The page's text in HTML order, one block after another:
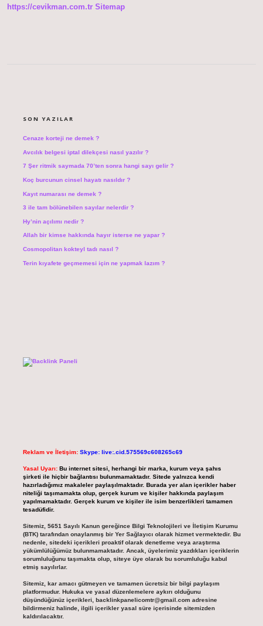
https://cevikman.com.tr Sitemap
SON YAZILAR
Cenaze korteji ne demek ?
Avcılık belgesi iptal dilekçesi nasıl yazılır ?
7 Şer ritmik saymada 70’ten sonra hangi sayı gelir ?
Koç burcunun cinsel hayatı nasıldır ?
Kayıt numarası ne demek ?
3 ile tam bölünebilen sayılar nelerdir ?
Hy’nin açılımı nedir ?
Allah bir kimse hakkında hayır isterse ne yapar ?
Cosmopolitan kokteyl tadı nasıl ?
Terin kıyafete geçmemesi için ne yapmak lazım ?
Reklam ve İletişim: Skype: live:.cid.575569c608265c69
Yasal Uyarı: Bu internet sitesi, herhangi bir marka, kurum veya şahıs
şirketi ile hiçbir bağlantısı bulunmamaktadır. Sitede yalnızca kendi
hazırladığımız makaleler paylaşılmaktadır. Burada yer alan içerikler haber
niteliği taşımamakta olup, gerçek kurum ve kişiler hakkında paylaşım
yapılmamaktadır. Gerçek kurum ve kişiler ile isim benzerlikleri tamamen
tesadüfidir.
Sitemiz, 5651 Sayılı Kanun gereğince Bilgi Teknolojileri ve İletişim Kurumu
(BTK) tarafından onaylanmış bir Yer Sağlayıcı olarak hizmet vermektedir. Bu
nedenle, sitedeki içerikleri proaktif olarak denetleme veya araştırma
yükümlülüğümüz bulunmamaktadır. Ancak, üyelerimiz yazdıkları içeriklerin
sorumluluğunu taşımakta olup, siteye üye olarak bu sorumluluğu kabul
etmiş sayılırlar.
Sitemiz, kar amacı gütmeyen ve tamamen ücretsiz bir bilgi paylaşım
platformudur. Hukuka ve yasal düzenlemelere aykırı olduğunu
düşündüğünüz içerikleri, backlinkpanelicomtr@gmail.comadresine
bildirmeniz halinde, ilgili içerikler yasal süre içerisinde sitemizden
kaldırılacaktır.